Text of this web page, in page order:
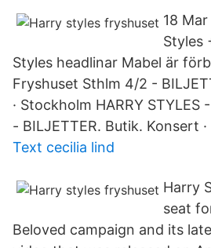
18
Styles
Styles headlinar Mabel är
Fryshuset Sthlm 4/2 -
· Stockholm HARRY STYLES
- BILJETTER. Butik. Konsert
Text cecilia lind
Harry
seat
Beloved campaign and its